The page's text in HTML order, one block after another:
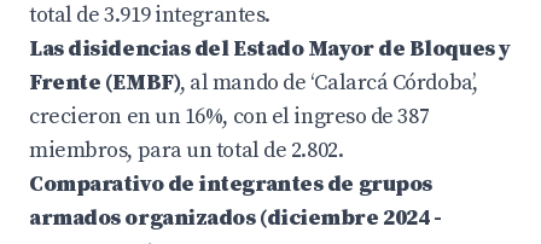
total de 3.919 integrantes.
Las disidencias del Estado Mayor de Bloques y
Frente (EMBF), al mando de ‘Calarcá Córdoba’,
crecieron en un 16%, con el ingreso de 387
miembros, para un total de 2.802.
Comparativo de integrantes de grupos
armados organizados (diciembre 2024 -